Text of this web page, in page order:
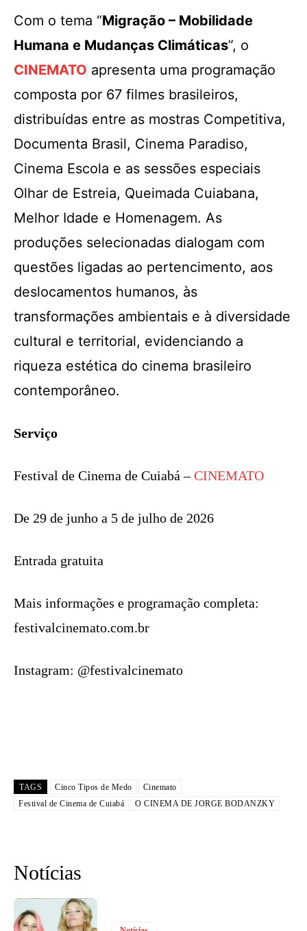
Com o tema “Migração – Mobilidade
Humana e Mudanças Climáticas”, o
CINEMATO apresenta uma programação
composta por 67 filmes brasileiros,
distribuídas entre as mostras Competitiva,
Documenta Brasil, Cinema Paradiso,
Cinema Escola e as sessões especiais
Olhar de Estreia, Queimada Cuiabana,
Melhor Idade e Homenagem. As
produções selecionadas dialogam com
questões ligadas ao pertencimento, aos
deslocamentos humanos, às
transformações ambientais e à diversidade
cultural e territorial, evidenciando a
riqueza estética do cinema brasileiro
contemporâneo.
Serviço
Festival de Cinema de Cuiabá –CINEMATO
De 29 de junho a 5 de julho de 2026
Entrada gratuita
Mais informações e programação completa:
festivalcinemato.com.br
Instagram: @festivalcinemato
TAGS Cinco Tipos de Medo
Cinemato
Festival de Cinema de Cuiabá
O CINEMA DE JORGE BODANZKY
Notícias